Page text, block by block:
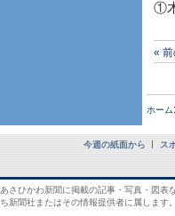
①
«
ホーム
今週の紙面から ス
あさひかわ新聞に掲載の記事・写真・図表
ち新聞社またはその情報提供者に属します。